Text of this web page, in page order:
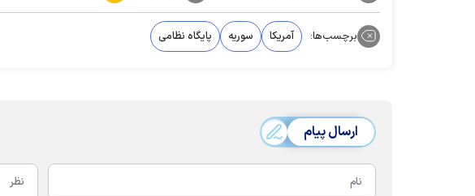
برچسب‌ها: آمریکا سوریه پایگاه نظامی
ارسال پیام